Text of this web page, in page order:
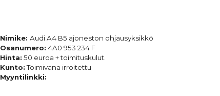
Nimike:Audi A4 B5 ajoneston ohjausyksikkö
Osanumero: 4A0 953 234 F
Hinta: 50 euroa + toimituskulut.
Kunto:Toimivana irroitettu
Myyntilinkki: